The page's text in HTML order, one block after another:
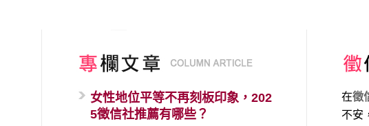
女性地位平等不再刻板印象，202
5徵信社推薦有哪些？
在徵
不安